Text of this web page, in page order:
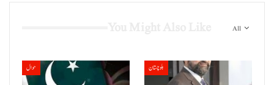
All
حوال بلوچستان